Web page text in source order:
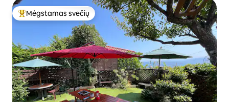
Svečių mėgstamiausias
Mėgstamas svečių